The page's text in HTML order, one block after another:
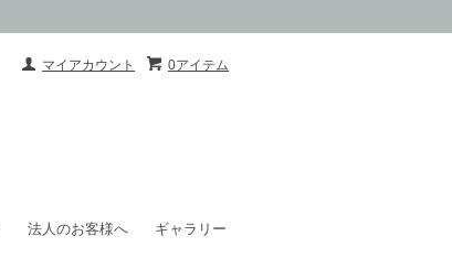
0アイテム
マイアカウント
法人のお客様へ ギャラリー